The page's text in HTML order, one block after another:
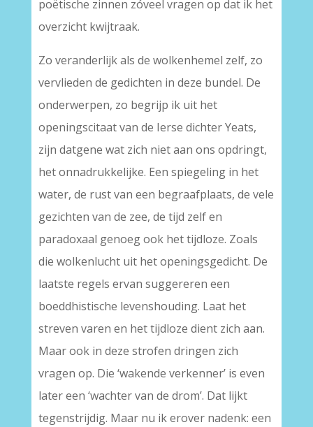
poëtische zinnen zóveel vragen op dat ik het
overzicht kwijtraak.
Zo veranderlijk als de wolkenhemel zelf, zo
vervlieden de gedichten in deze bundel. De
onderwerpen, zo begrijp ik uit het
openingscitaat van de Ierse dichter Yeats,
zijn datgene wat zich niet aan ons opdringt,
het onnadrukkelijke. Een spiegeling in het
water, de rust van een begraafplaats, de vele
gezichten van de zee, de tijd zelf en
paradoxaal genoeg ook het tijdloze. Zoals
die wolkenlucht uit het openingsgedicht. De
laatste regels ervan suggereren een
boeddhistische levenshouding. Laat het
streven varen en het tijdloze dient zich aan.
Maar ook in deze strofen dringen zich
vragen op. Die ‘wakende verkenner’ is even
later een ‘wachter van de drom’. Dat lijkt
tegenstrijdig. Maar nu ik erover nadenk: een